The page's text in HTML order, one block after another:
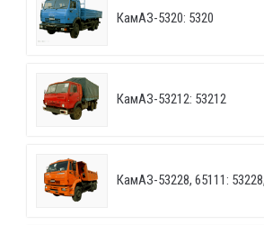
КамАЗ-5320: 5320
КамАЗ-53212: 53212
КамАЗ-53228, 65111: